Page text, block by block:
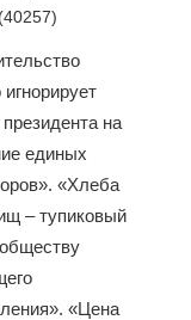
президента на
единых
«Хлеба
– тупиковый
«Цена